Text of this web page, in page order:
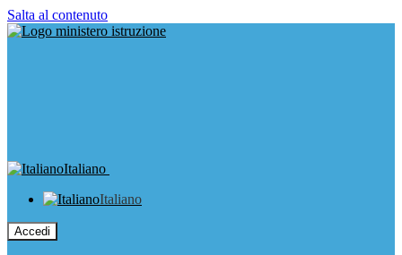
Salta al contenuto
Italiano
Italiano
Accedi